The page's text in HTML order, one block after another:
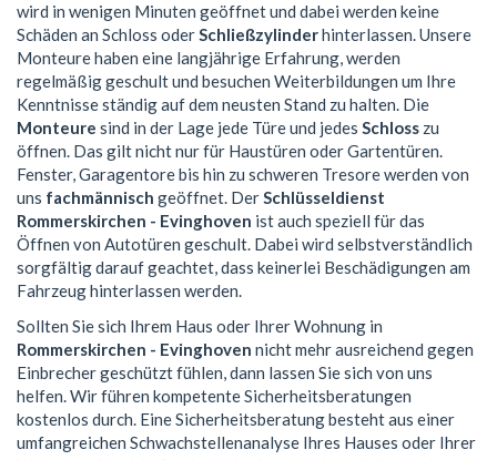
wird in wenigen Minuten geöffnet und dabei werden keine
Schäden an Schloss oderSchließzylinderhinterlassen. Unsere
Monteure haben eine langjährige Erfahrung, werden
regelmäßig geschult und besuchen Weiterbildungen um Ihre
Kenntnisse ständig auf dem neusten Stand zu halten. Die
Monteure sind in der Lage jede Türe und jedes Schloss zu
öffnen. Das gilt nicht nur für Haustüren oder Gartentüren.
Fenster, Garagentore bis hin zu schweren Tresore werden von
uns fachmännisch geöffnet. DerSchlüsseldienst
Rommerskirchen - Evinghoven ist auch speziell für das
Öffnen von Autotüren geschult. Dabei wird selbstverständlich
sorgfältig darauf geachtet, dass keinerlei Beschädigungen am
Fahrzeug hinterlassen werden.
Sollten Sie sich Ihrem Haus oder Ihrer Wohnung in
Rommerskirchen - Evinghoven nicht mehr ausreichend gegen
Einbrecher geschützt fühlen, dann lassen Sie sich von uns
helfen. Wir führen kompetente Sicherheitsberatungen
kostenlos durch. Eine Sicherheitsberatung besteht aus einer
umfangreichen Schwachstellenanalyse Ihres Hauses oder Ihrer